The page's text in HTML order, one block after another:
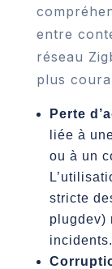
entre
réseau
plus
Perte
liée à
ou à un
stricte
plugdev)
incidents.